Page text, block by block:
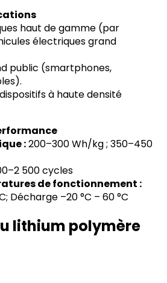
haut de gamme (par
électriques grand
public (smartphones,
à haute densité
:200–300 Wh/kg ; 350–450
–2 500 cycles
de fonctionnement :
Décharge –20°C – 60°C
lithium polymère